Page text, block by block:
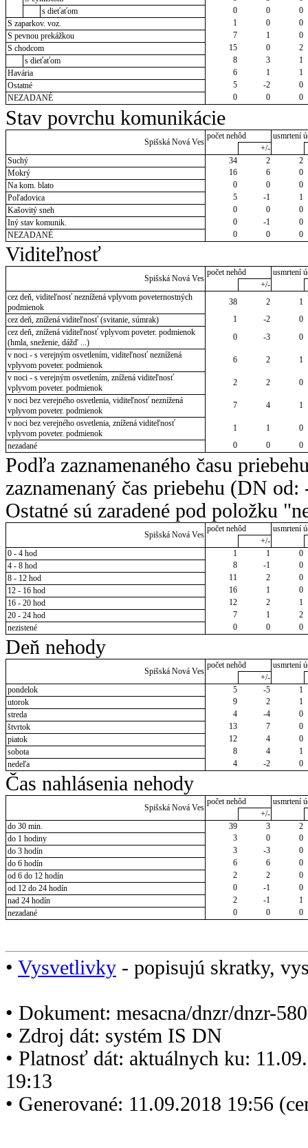
s dieťaťom
0 0
0
S zaparkov. voz.
1 0
0
S pevnou prekážkou
7 1
0
S chodcom
15 0
2
s dieťaťom
8 3
1
Havária
6 1
1
Ostatné
5 -2
0
NEZADANÉ
0 0 0
Stav povrchu komunikácie
Spišská Nová Ves
počet nehôd
usmrtení
+/-
Suchý
34 2
2
Mokrý
16 6
0
Na kom. blato
0 0
0
Poľadovica
5 -1
1
Kašovitý sneh
0 0
0
Iný stav komunik.
0 -1
0
NEZADANÉ
0 0 0
Viditeľnosť
Spišská Nová Ves
počet nehôd
usmrtení
+/-
cez deň, viditeľnosť neznížená vplyvom poveternostných
podmienok
38 2
1
cez deň, znížená viditeľnosť (svitanie, súmrak)
1 -2
0
cez deň, znížená viditeľnosť vplyvom poveter. podmienok
(hmla, sneženie, dážď ...)
0 -3
0
v noci - s verejným osvetlením, viditeľnosť neznížená
vplyvom poveter. podmienok
6 2
1
v noci - s verejným osvetlením, znížená viditeľnosť
vplyvom poveter. podmienok
2 2
0
v noci bez verejného osvetlenia, viditeľnosť neznížená
vplyvom poveter. podmienok
7 4
1
v noci bez verejného osvetlenia, znížená viditeľnosť
vplyvom poveter. podmienok
1 1
0
nezadané
0 0 0
Podľa zaznamenaného času
zaznamenaný čas priebehu (DN
Ostatné sú zaradené pod položku
Spišská Nová Ves
počet nehôd
usmrtení
+/-
0 - 4 hod
1 1
0
4 - 8 hod
8 -1
0
8 - 12 hod
11 2
0
12 - 16 hod
16 1
0
16 - 20 hod
12 2
1
20 - 24 hod
7 1
2
nezistené
0 0 0
Deň nehody
Spišská Nová Ves
počet nehôd
usmrtení
+/-
pondelok
5 -5
1
utorok
9 2
1
streda
4 -4
0
štvrtok
13 7
0
piatok
12 4
0
sobota
8 4
1
nedeľa
4 -2 0
Čas nahlásenia nehody
Spišská Nová Ves
počet nehôd
usmrtení
+/-
do 30 min.
39 3
2
do 1 hodiny
3 0
0
do 3 hodín
3 -3
0
do 6 hodín
6 6
0
od 6 do 12 hodín
2 2
0
od 12 do 24 hodín
0 -1
0
nad 24 hodín
2 -1
1
nezadané
0 0 0
• Vysvetlivky - popisujú skratky,
• Dokument: mesacna/dnzr/dnzr-
• Zdroj dát: systém IS DN
• Platnosť dát: aktuálnych ku:
19:13
• Generované: 11.09.2018 19:56